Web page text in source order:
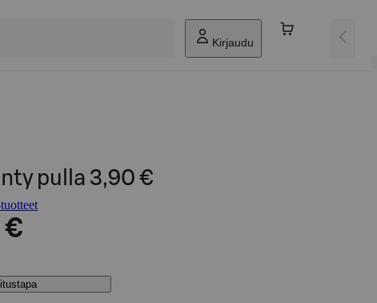
Kirjaudu
pulla 3,90 €
€